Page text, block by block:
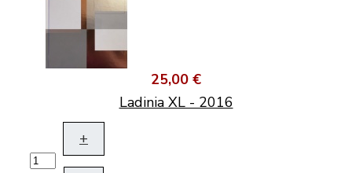
25,00 €
Ladinia XL - 2016
+